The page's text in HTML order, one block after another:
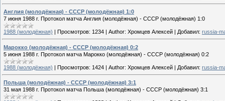
Англия (молодёжная) - СССР (молодёжная) 1:0
7 июня 1988 г. Протокол матча Англия (молодёжная) - СССР (молодёжная) 1:0
1988 (молодёжная) | Просмотров: 1234 | Author: Хромцев Алексей | Добавил: russia-
Марокко (молодёжная) - СССР (молодёжная) 0:2
5 июня 1988 г. Протокол матча Марокко (молодёжная) - СССР (молодёжная) 0:2
1988 (молодёжная) | Просмотров: 1424 | Author: Хромцев Алексей | Добавил: russia-
Польша (молодёжная) - СССР (молодёжная) 3:1
31 мая 1988 г. Протокол матча Польша (молодёжная) - СССР (молодёжная) 3:1